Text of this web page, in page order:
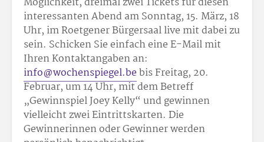
interessanten Abend am Sonntag, 15. März, 18
Uhr, im Roetgener Bürgersaal live mit dabei zu
sein. Schicken Sie einfach eine E-Mail mit
Ihren Kontaktangaben an:
info@wochenspiegel.bebis Freitag, 20.
Februar, um 14 Uhr, mit dem Betreff
„Gewinnspiel Joey Kelly“ und gewinnen
vielleicht zwei Eintrittskarten. Die
Gewinnerinnen oder Gewinner werden